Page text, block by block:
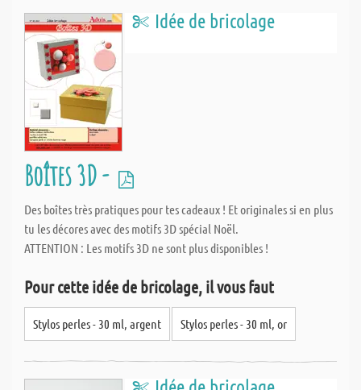
Idée de bricolage
Boîtes 3D -
Des boîtes très pratiques pour tes cadeaux ! Et originales si en plus
tu les décores avec des motifs 3D spécial Noël.
ATTENTION : Les motifs 3D ne sont plus disponibles !
Pour cette idée de bricolage, il vous faut
Stylos perles - 30 ml, argent Stylos perles - 30 ml, or